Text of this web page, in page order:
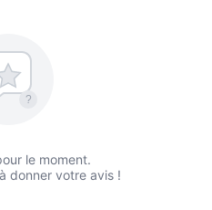
?
le moment.
donner votre avis !